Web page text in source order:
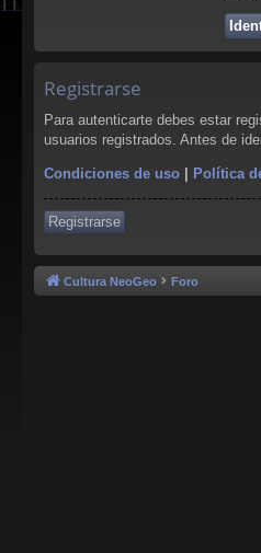
Registrarse
Para autenticarte debes estar
usuarios registrados. Antes de
Condiciones de uso | Política
Registrarse
Cultura NeoGeo Foro